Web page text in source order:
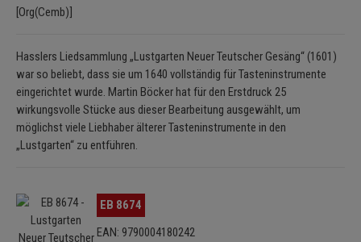
[Org(Cemb)]
Hasslers Liedsammlung „Lustgarten Neuer Teutscher Gesäng“ (1601)
war so beliebt, dass sie um 1640 vollständig für Tasteninstrumente
eingerichtet wurde. Martin Böcker hat für den Erstdruck 25
wirkungsvolle Stücke aus dieser Bearbeitung ausgewählt, um
möglichst viele Liebhaber älterer Tasteninstrumente in den
„Lustgarten“ zu entführen.
Bildergalerie überspringen
EB 8674
EAN: 9790004180242